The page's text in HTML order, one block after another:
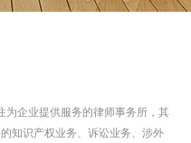
企业提供服务的律师事务所，其
知识产权业务、诉讼业务、涉外